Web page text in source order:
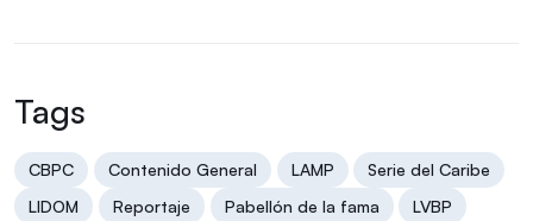
Tags
CBPC Contenido General LAMP
Serie del Caribe
LIDOM
Reportaje Pabellón de la fama
LVBP